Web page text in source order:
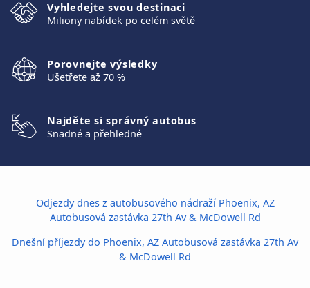
Vyhledejte svou destinaci
Miliony nabídek po celém světě
Porovnejte výsledky
Ušetřete až 70 %
Najděte si správný autobus
Snadné a přehledné
Odjezdy dnes z autobusového nádraží Phoenix, AZ
Autobusová zastávka 27th Av & McDowell Rd
Dnešní příjezdy do Phoenix, AZ Autobusová zastávka 27th Av
& McDowell Rd